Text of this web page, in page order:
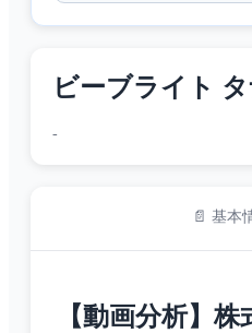
ビーブライト
-
📄 基本
【動画分析】